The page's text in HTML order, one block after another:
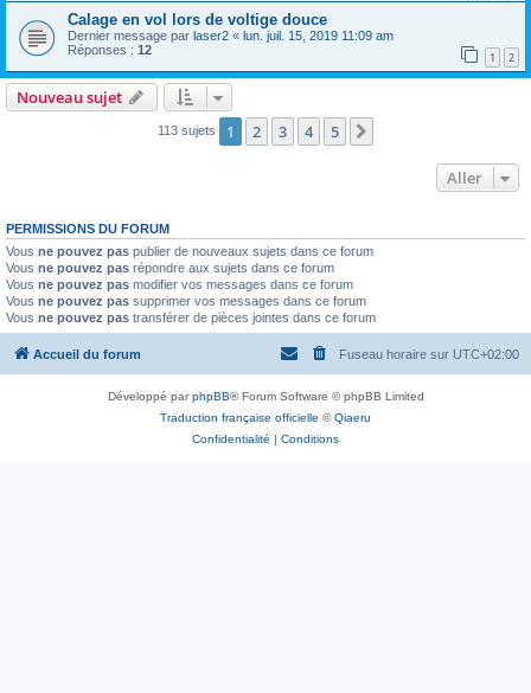
Calage en vol lors de voltige douce
Dernier message par laser2 « lun. juil. 15, 2019 11:09 am
Réponses : 12 1 2
Nouveau sujet
113 sujets 1 2 3 4 5
Aller
PERMISSIONS DU FORUM
Vous ne pouvez pas publier de nouveaux sujets dans ce forum
Vous ne pouvez pas répondre aux sujets dans ce forum
Vous ne pouvez pas modifier vos messages dans ce forum
Vous ne pouvez pas supprimer vos messages dans ce forum
Vous ne pouvez pas transférer de pièces jointes dans ce forum
Accueil du forum Fuseau horaire sur UTC+02:00
Développé parphpBB® Forum Software © phpBB Limited
Traduction française officielle ©Qiaeru
Confidentialité | Conditions